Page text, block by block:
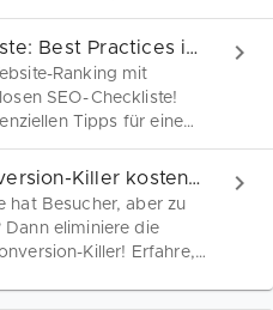
dann optimal, wenn du
verschenkst. Von
Check-Out – Kenne die
im Online-
SEO-Checkliste: Best Practices inklusive PDF kostenlos
Ranking mit
SEO-Checkliste!
Tipps für eine
Diese 7 Conversion-Killer kosten dich Kunden
hat Besucher, aber zu
Dann eliminiere die
Killer! Erfahre,